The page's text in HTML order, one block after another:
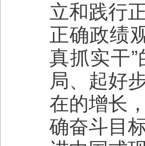
立和践行
正确政绩
真抓实干
局、起好
在的增长
确奋斗目